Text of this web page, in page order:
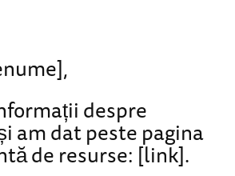
despre
am dat peste pagina
de resurse: [link].